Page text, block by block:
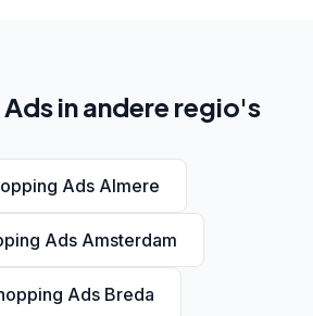
in andere regio's
Ads Almere
Ads Amsterdam
Ads Breda